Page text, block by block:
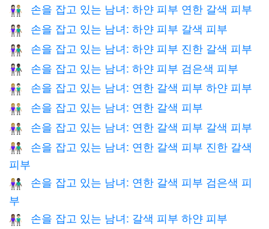
👩🏻‍🤝‍👨🏼 손을 잡고 있는 남녀: 하얀 피부 연한 갈색 피부
👩🏻‍🤝‍👨🏽 손을 잡고 있는 남녀: 하얀 피부 갈색 피부
👩🏻‍🤝‍👨🏾 손을 잡고 있는 남녀: 하얀 피부 진한 갈색 피부
👩🏻‍🤝‍👨🏿 손을 잡고 있는 남녀: 하얀 피부 검은색 피부
👩🏼‍🤝‍👨🏻 손을 잡고 있는 남녀: 연한 갈색 피부 하얀 피부
👫🏼 손을 잡고 있는 남녀: 연한 갈색 피부
👩🏼‍🤝‍👨🏽 손을 잡고 있는 남녀: 연한 갈색 피부 갈색 피부
👩🏼‍🤝‍👨🏾
손을 잡고 있는 남녀: 연한 갈색 피부 진한 갈색
피부
👩🏼‍🤝‍👨🏿
손을 잡고 있는 남녀: 연한 갈색 피부 검은색 피
부
👩🏽‍🤝‍👨🏻 손을 잡고 있는 남녀: 갈색 피부 하얀 피부